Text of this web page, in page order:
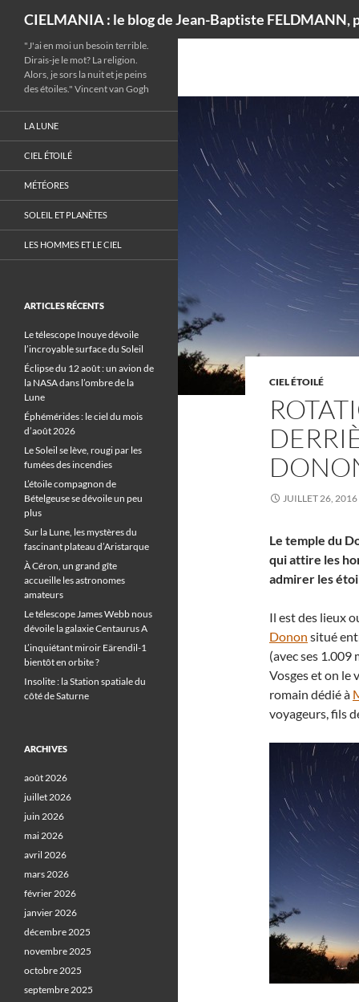
CIELMANIA : le blog de Jean-Baptiste FELDMANN,
CIEL ÉTOILÉ
JUILLET 26, 2016
Le temple du
qui attire les
admirer les
Il est des lieux
Donon situé
(avec ses 1.009
Vosges et on le
romain dédié à
voyageurs, fils
"J'ai en moi un besoin terrible.
Dirais-je le mot? La religion.
Alors, je sors la nuit et je peins
des étoiles." Vincent van Gogh
LA LUNE
CIEL ÉTOILÉ
MÉTÉORES
SOLEIL ET PLANÈTES
LES HOMMES ET LE CIEL
ARTICLES RÉCENTS
Le télescope Inouye dévoile
l’incroyable surface du Soleil
Éclipse du 12 août : un avion de
la NASA dans l’ombre de la
Lune
Éphémérides : le ciel du mois
d’août 2026
Le Soleil se lève, rougi par les
fumées des incendies
L’étoile compagnon de
Bételgeuse se dévoile un peu
plus
Sur la Lune, les mystères du
fascinant plateau d’Aristarque
À Céron, un grand gîte
accueille les astronomes
amateurs
Le télescope James Webb nous
dévoile la galaxie Centaurus A
L’inquiétant miroir Eärendil-1
bientôt en orbite ?
Insolite : la Station spatiale du
côté de Saturne
ARCHIVES
août 2026
juillet 2026
juin 2026
mai 2026
avril 2026
mars 2026
février 2026
janvier 2026
décembre 2025
novembre 2025
octobre 2025
septembre 2025